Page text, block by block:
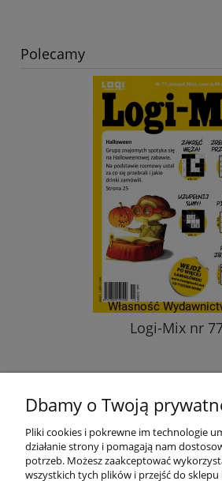
Polecamy
Logi-Mix nr
do koszyka
Pomoc
Dbamy o Twoją
Pliki cookies i pokrewne im technologie
działanie strony i pomagają nam
potrzeb. Możesz zaakceptować
wszystkich tych plików i przejść do